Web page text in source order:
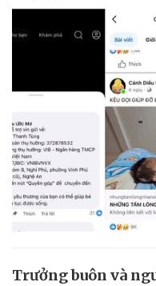
Trưởng buôn và